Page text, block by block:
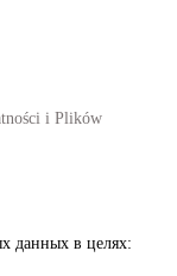
i Plików
данных в целях: